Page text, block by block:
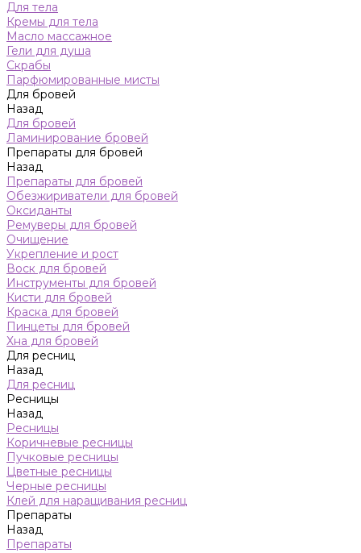
Для тела
Кремы для тела
Масло массажное
Гели для душа
Скрабы
Парфюмированные мисты
Для бровей
Назад
Для бровей
Ламинирование бровей
Препараты для бровей
Назад
Препараты для бровей
Обезжириватели для бровей
Оксиданты
Ремуверы для бровей
Очищение
Укрепление и рост
Воск для бровей
Инструменты для бровей
Кисти для бровей
Краска для бровей
Пинцеты для бровей
Хна для бровей
Для ресниц
Назад
Для ресниц
Ресницы
Назад
Ресницы
Коричневые ресницы
Пучковые ресницы
Цветные ресницы
Черные ресницы
Клей для наращивания ресниц
Препараты
Назад
Препараты